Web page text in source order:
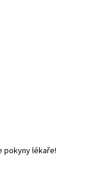
pokyny lékaře!